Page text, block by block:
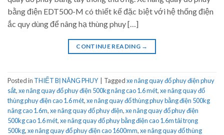
bằng điện EDT500-M có thiết kế đặc biệt với hệ thống điện
ắc quy dùng để nâng hạ thùng phuy […]
CONTINUE READING →
Posted in THIẾT BỊ NÂNG PHUY Taggedxe nâng quay đổ phuy điện phuy
sắt,xe nâng quay đổ phuy điện 500kg nâng cao 1.6 mét,xe nâng quay đổ
thùng phuy điện cao 1.6 mét,xe nâng quay đổ thùng phuy bằng điện 500kg
nâng cao 1.6m,xe nâng quay đổ phuy điện,xe nâng quay đổ phuy điện
500kg cao 1.6 mét,xe nâng quay đổ phuy bằng điện cao 1.6m tải trọng
500kg,xe nâng quay đổ phuy điện cao 1600mm,xe nâng quay đổ thùng